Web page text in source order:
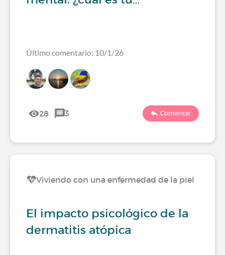
Último comentario: 10/1/26
28 3 Comentar
Viviendo con una enfermedad de la piel
El impacto psicológico de la
dermatitis atópica